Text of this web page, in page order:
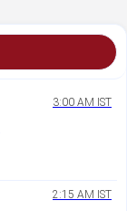
3:00 AM IST
2:15 AM IST